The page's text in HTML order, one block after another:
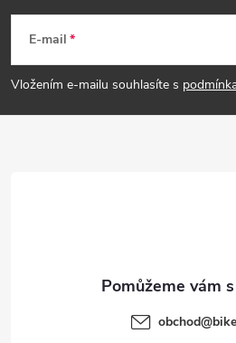
p
E-mail
Vložením e-mailu souhlasíte s
obchod@